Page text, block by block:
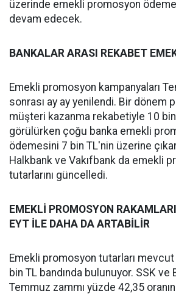
üzerinde emekli promosyon
devam edecek.
BANKALAR ARASI REKABET
Emekli promosyon kampanyaları
sonrası ay ay yenilendi. Bir dönem
müşteri kazanma rekabetiyle 10 bin
görülürken çoğu banka emekli
ödemesini 7 bin TL'nin üzerine
Halkbank ve Vakıfbank da emekli
tutarlarını güncelledi.
EMEKLİ PROMOSYON
EYT İLE DAHA DA ARTABİLİR
Emekli promosyon tutarları
bin TL bandında bulunuyor. SSK
Temmuz zammı yüzde 42,35